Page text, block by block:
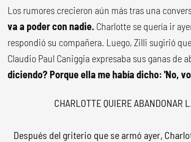
Los rumores crecieron aún más tras una
va a poder con nadie. Charlotte se quería ir
respondió su compañera. Luego, Zilli sugirió
Claudio Paul Caniggia expresaba sus ganas de
diciendo? Porque ella me había dicho: 'No,
CHARLOTTE QUIERE ABANDONAR
Después del griterio que se armó ayer,